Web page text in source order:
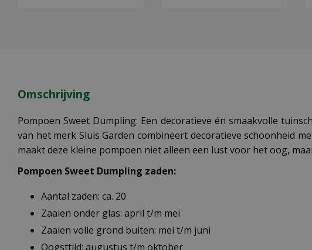
Omschrijving
Pompoen Sweet Dumpling: Een decoratieve én smaakvolle
van het merk Sluis Garden combineert decoratieve schoonheid
maakt deze kleine pompoen niet alleen een lust voor het oog,
Pompoen Sweet Dumpling zaden:
Aantal zaden: ca. 20
Zaaien onder glas: april t/m mei
Zaaien volle grond buiten: mei t/m juni
Oogsttijd: augustus t/m oktober